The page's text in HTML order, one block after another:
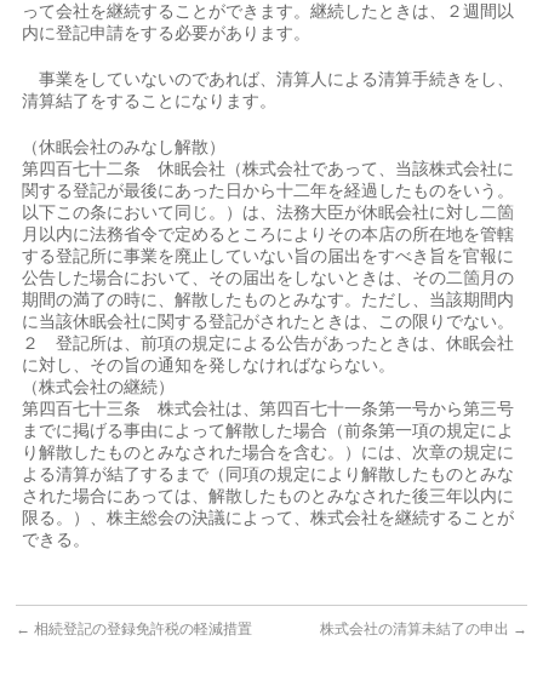
って会社を継続することができます。継続したときは、２週間以
内に登記申請をする必要があります。
事業をしていないのであれば、清算人による清算手続きをし、
清算結了をすることになります。
（休眠会社のみなし解散）
第四百七十二条 休眠会社（株式会社であって、当該株式会社に
関する登記が最後にあった日から十二年を経過したものをいう。
以下この条において同じ。）は、法務大臣が休眠会社に対し二箇
月以内に法務省令で定めるところによりその本店の所在地を管轄
する登記所に事業を廃止していない旨の届出をすべき旨を官報に
公告した場合において、その届出をしないときは、その二箇月の
期間の満了の時に、解散したものとみなす。ただし、当該期間内
に当該休眠会社に関する登記がされたときは、この限りでない。
２ 登記所は、前項の規定による公告があったときは、休眠会社
に対し、その旨の通知を発しなければならない。
（株式会社の継続）
第四百七十三条 株式会社は、第四百七十一条第一号から第三号
までに掲げる事由によって解散した場合（前条第一項の規定によ
り解散したものとみなされた場合を含む。）には、次章の規定に
よる清算が結了するまで（同項の規定により解散したものとみな
された場合にあっては、解散したものとみなされた後三年以内に
限る。）、株主総会の決議によって、株式会社を継続することが
できる。
← 相続登記の登録免許税の軽減措置 株式会社の清算未結了の申出 →